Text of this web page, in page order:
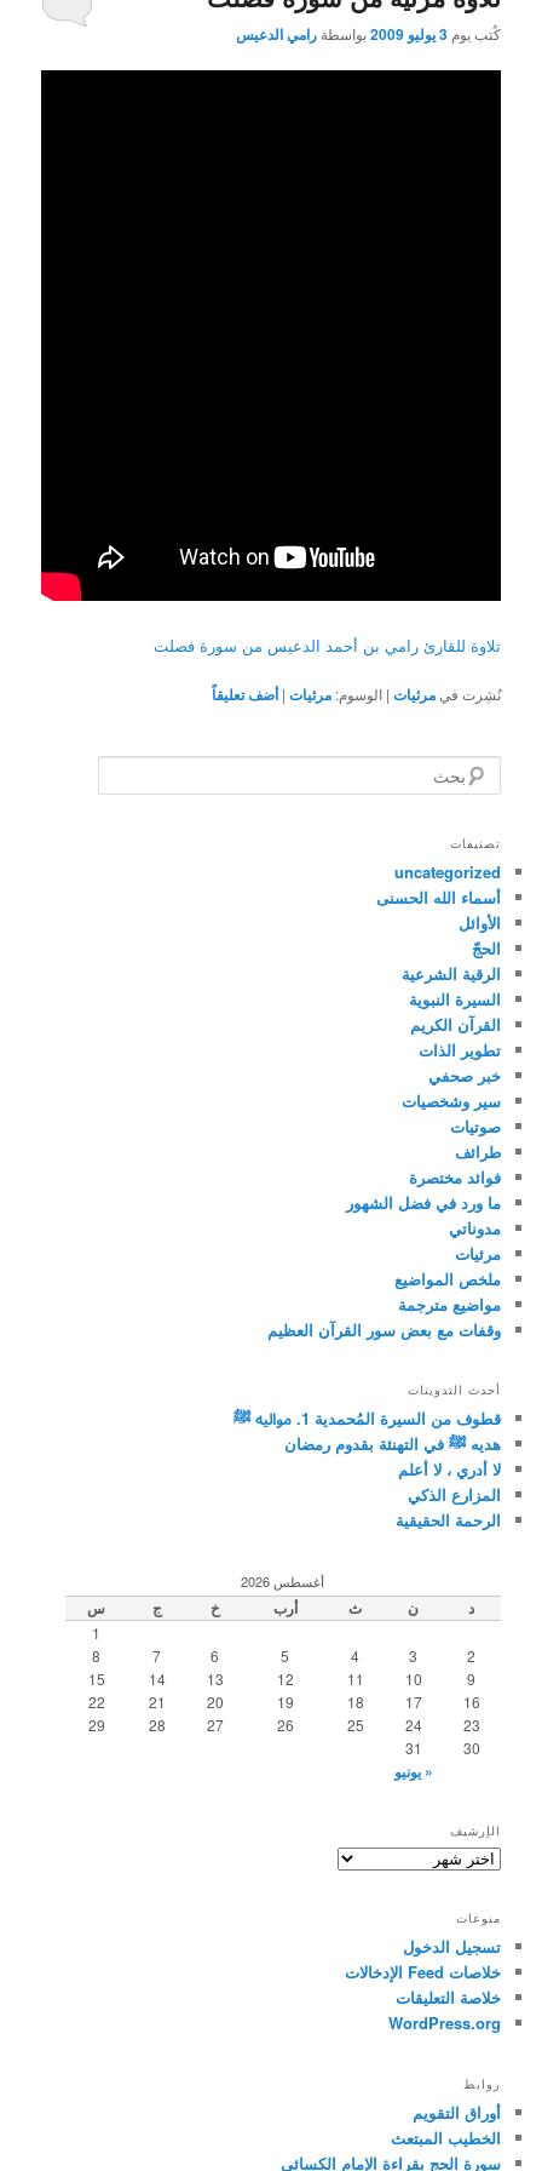
كُتب يوم3 يوليو 2009 بواسطةرامي الدعيس
تلاوة للقارئ رامي بن أحمد الدعيس من سورة فصلت
نُشِرت في مرئيات |الوسوم: مرئيات |أضف تعليقاً
ح
تصنيفات
uncategorized
أسماء الله الحسنى
الأوائل
الحجّ
الرقية الشرعية
السيرة النبوية
القرآن الكريم
تطوير الذات
خبر صحفي
سير وشخصيات
صوتيات
طرائف
فوائد مختصرة
ما ورد في فضل الشهور
مدوناتي
مرئيات
ملخص المواضيع
مواضيع مترجمة
وقفات مع بعض سور القرآن العظيم
أحدث التدوينات
قطوف من السيرة المُحمدية 1. مواليه ﷺ
هديه ﷺ في التهنئة بقدوم رمضان
لا أدري ، لا أعلم
المزارع الذكي
الرحمة الحقيقية
أغسطس 2026
د ن ث أرب خ ج س
1
2
3
4
5
6
7
8
9
10
11
12
13
14
15
16
17
18
19
20
21
22
23
24
25
26
27
28
29
30
31
« يونيو
الإرشيف
الإرشيف
منوعات
تسجيل الدخول
خلاصات Feed الإدخالات
خلاصة التعليقات
WordPress.org
روابط
أوراق التقويم
الخطيب المبتعث
سورة الحج بقراءة الإمام الكسائي